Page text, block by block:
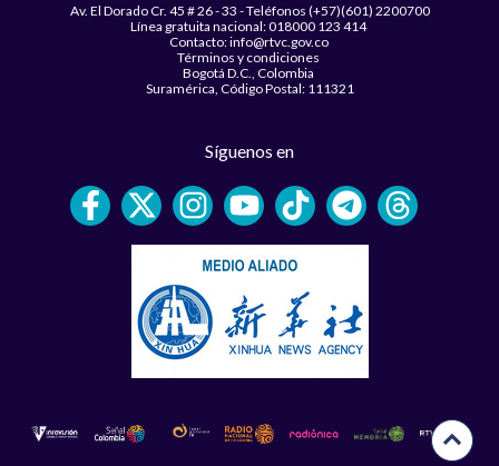
Av. El Dorado Cr. 45 # 26 - 33 - Teléfonos (+57)(601) 2200700
Línea gratuita nacional: 018000 123 414
Contacto: info@rtvc.gov.co
Términos y condiciones
Bogotá D.C., Colombia
Suramérica, Código Postal: 111321
Síguenos en